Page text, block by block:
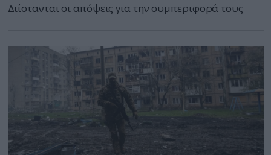
Διίστανται οι απόψεις για την συμπεριφορά τους